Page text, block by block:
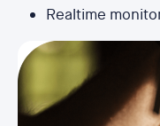
Realtime